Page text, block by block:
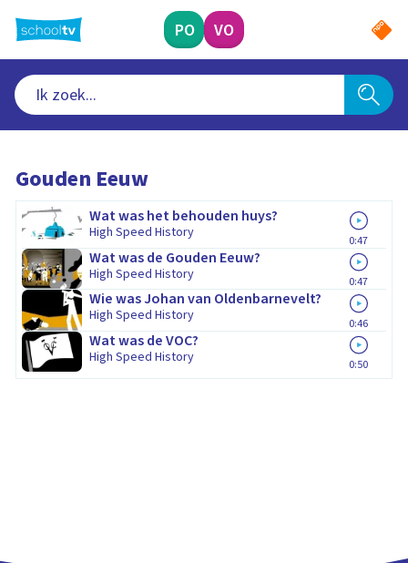
naar
hoofdinhoud
PO VO
Gouden Eeuw
Wat was het behouden huys?
High Speed History 0:47
Wat was de Gouden Eeuw?
High Speed History 0:47
Wie was Johan van Oldenbarnevelt?
High Speed History 0:46
Wat was de VOC?
High Speed History 0:50